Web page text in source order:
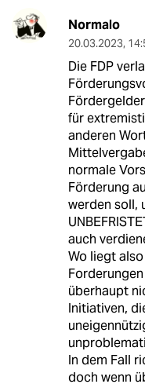
Normalo
20.03.2023,
Die FDP
für
anderen
normale
Förderung
werden soll,
auch
Wo liegt
überhaupt
Initiativen,
In dem Fall
doch wenn